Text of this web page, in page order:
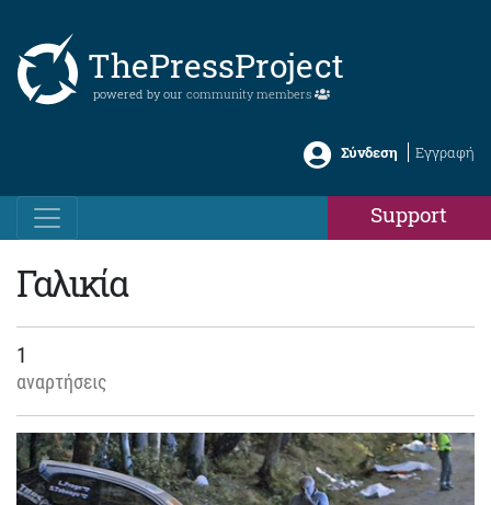
ThePressProject
powered by our community members
Σύνδεση Εγγραφή
Support
Γαλικία
1
αναρτήσεις